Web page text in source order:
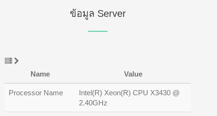
ข้อมูล Server
Name Value
Processor Name
Intel(R) Xeon(R) CPU X3430 @
2.40GHz